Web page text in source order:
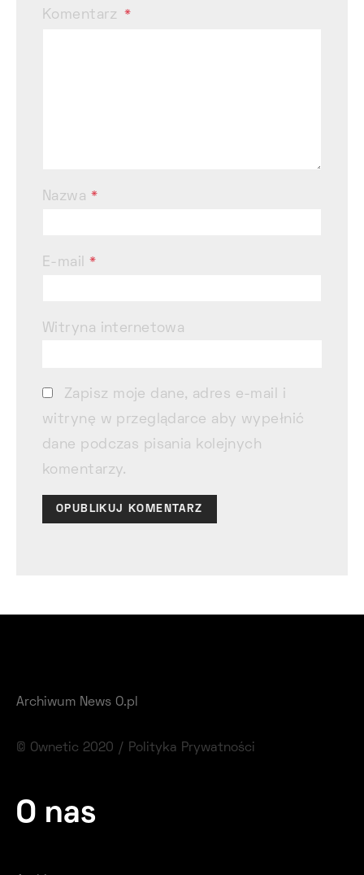
Komentarz
Nazwa *
E-mail*
Witryna internetowa
Zapisz moje dane, adres e-mail i
witrynę w przeglądarce aby wypełnić
dane podczas pisania kolejnych
komentarzy.
Archiwum News O.pl
© Ownetic 2020 / Polityka Prywatności
O nas